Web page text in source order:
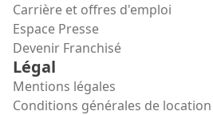
Carrière et offres d'emploi
Espace Presse
Devenir Franchisé
Légal
Mentions légales
Conditions générales de location